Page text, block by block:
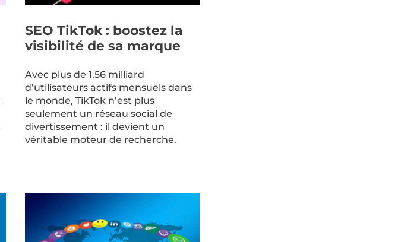
SEO TikTok : boostez la
visibilité de sa marque
Avec plus de 1,56 milliard
d’utilisateurs actifs mensuels dans
le monde, TikTok n’est plus
seulement un réseau social de
divertissement : il devient un
véritable moteur de recherche.